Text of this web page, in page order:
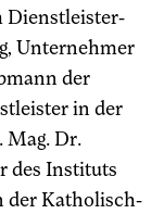
Dienstleister-
Unternehmer
der
in der
Mag. Dr.
des Instituts
der Katholisch-